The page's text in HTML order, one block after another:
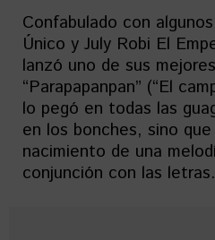
Confabulado con
Único y July Robi El
lanzó uno de sus
“Parapapanpan” (“El
lo pegó en todas las
en los bonches, sino
nacimiento de una
conjunción con las letras.